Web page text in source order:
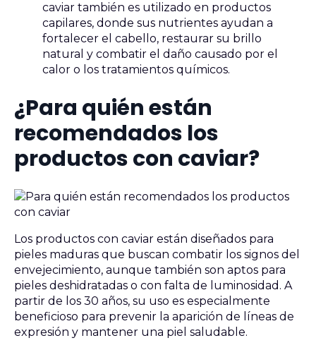
caviar también es utilizado en productos
capilares, donde sus nutrientes ayudan a
fortalecer el cabello, restaurar su brillo
natural y combatir el daño causado por el
calor o los tratamientos químicos.
¿Para quién están
recomendados los
productos con caviar?
Los productos con caviar están diseñados para
pieles maduras que buscan combatir los signos del
envejecimiento, aunque también son aptos para
pieles deshidratadas o con falta de luminosidad. A
partir de los 30 años, su uso es especialmente
beneficioso para prevenir la aparición de líneas de
expresión y mantener una piel saludable.